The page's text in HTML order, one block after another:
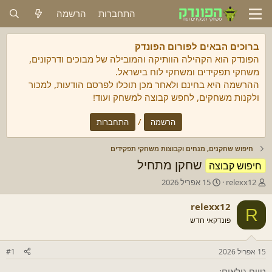
התחברות הרשמה
ברוכים הבאים לפורום הפונדק
הפונדק הוא הקהילה הוותיקה והמובילה של מבוכים ודרקונים,
משחקי תפקידים ומשחקי לוח בישראל.
ההרשמה היא בחינם ולאחר מכן תוכלו לפרסם הודעות, למכור
ולקנות משחקים, לחפש קבוצה למשחק ועוד!
הרשמה / התחברות
חיפוש שחקנים, מנחים וקבוצות משחקי תפקידים
חיפוש קבוצה שחקן מתחיל
מ
ח
ב
ר
ת
נ
ו
relexx12
ת
א
ר
ך
ח
15 אפריל 2026
R
relexx12
פונדקאי חדש
15 אפריל 2026 #1